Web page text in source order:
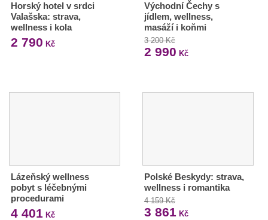
Horský hotel v srdci
Valašska: strava,
wellness i kola
2 790 Kč
Východní Čechy s
jídlem, wellness,
masáží i koňmi
3 200 Kč
2 990 Kč
Lázeňský wellness
pobyt s léčebnými
procedurami
4 401 Kč
Polské Beskydy: strava,
wellness i romantika
4 159 Kč
3 861 Kč